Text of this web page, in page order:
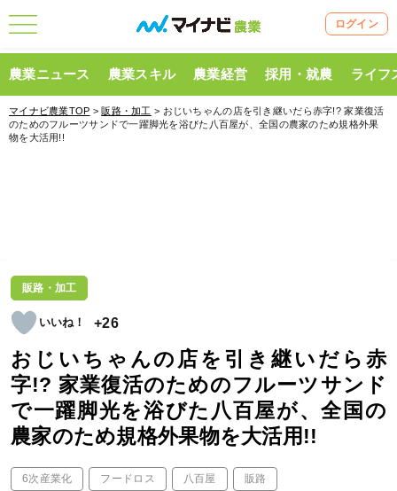
ログイン
農業ニュース 農業スキル 農業経営 採用・就農 ライフ
マイナビ農業TOP >販路・加工 > おじいちゃんの店を引き継いだら赤字!? 家業復活
のためのフルーツサンドで一躍脚光を浴びた八百屋が、全国の農家のため規格外果
物を大活用!!
販路・加工
+26
おじいちゃんの店を引き継いだら赤
字!? 家業復活のためのフルーツサンド
で一躍脚光を浴びた八百屋が、全国の
農家のため規格外果物を大活用!!
6次産業化 フードロス 八百屋 販路